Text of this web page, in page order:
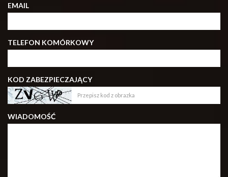
EMAIL
TELEFON KOMÓRKOWY
KOD ZABEZPIECZAJĄCY
WIADOMOŚĆ